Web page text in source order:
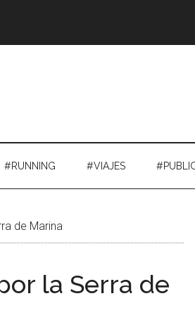
#RUNNING #VIAJES
de Marina
la Serra de